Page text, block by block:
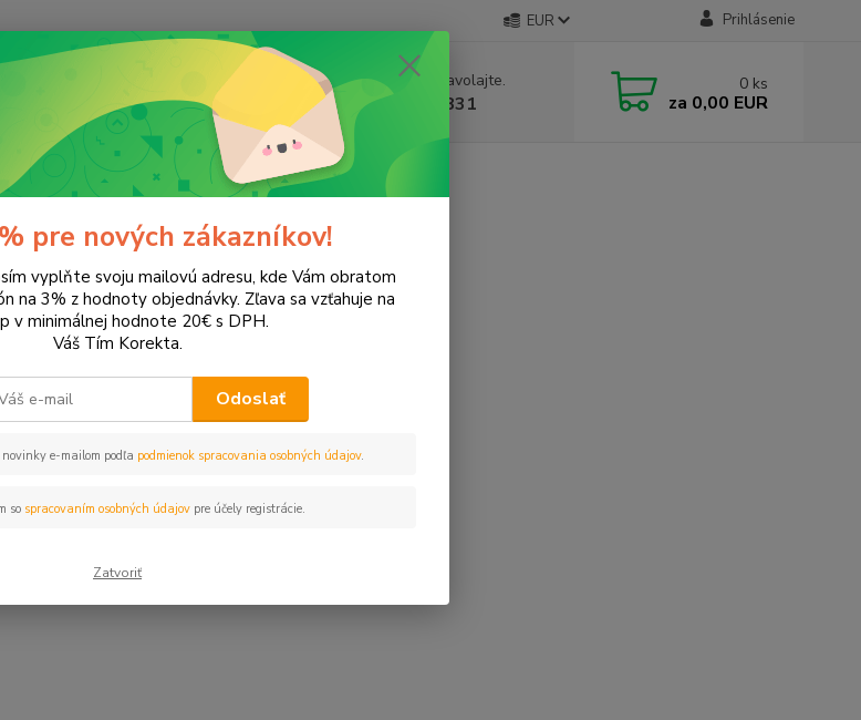
EUR Prihlásenie
Neviete si rady? Zavolajte.
+421 905 615 831
0 ks
za 0,00 EUR
Hewlett Packard HP DeskJet DeskJet D1455
žiadny tovar.
pre nových zákazníkov!
vyplňte svoju mailovú adresu, kde Vám obratom
na 3% z hodnoty objednávky. Zľava sa vzťahuje na
v minimálnej hodnote 20€ s DPH.
Váš Tím Korekta.
Odoslať
novinky e-mailom podľa podmienok spracovania osobných údajov.
so spracovaním osobných údajovpre účely registrácie.
Zatvoriť